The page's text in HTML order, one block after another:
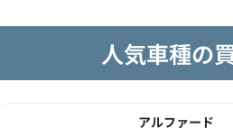
人気車種の
アルファード